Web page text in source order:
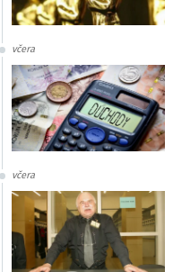
včera
včera